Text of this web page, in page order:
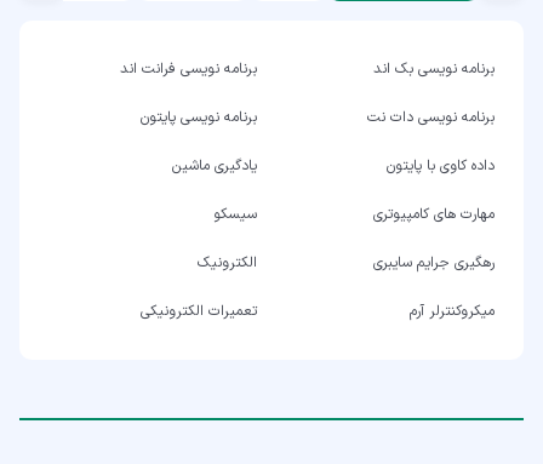
برنامه نویسی بک اند برنامه نویسی فرانت اند
برنامه نویسی دات نت برنامه نویسی پایتون
داده کاوی با پایتون یادگیری ماشین
مهارت های کامپیوتری سیسکو
رهگیری جرایم سایبری الکترونیک
میکروکنترلر آرم تعمیرات الکترونیکی